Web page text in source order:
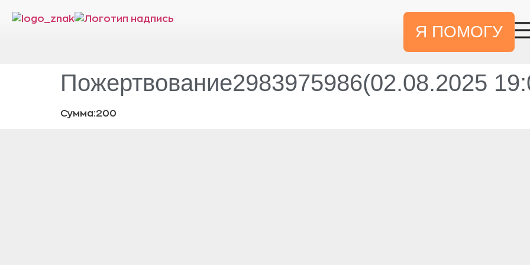
Я ПОМОГУ
Пожертвование2983975986(02.08.2025
Сумма:200